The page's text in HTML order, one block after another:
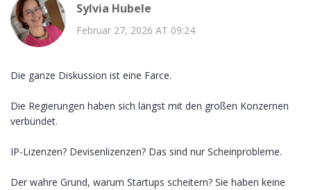
Sylvia Hubele
Februar 27, 2026 AT 09:24
Die ganze Diskussion ist eine Farce.
Die Regierungen haben sich längst mit den großen Konzernen
verbündet.
IP-Lizenzen? Devisenlizenzen? Das sind nur Scheinprobleme.
Der wahre Grund, warum Startups scheitern? Sie haben keine